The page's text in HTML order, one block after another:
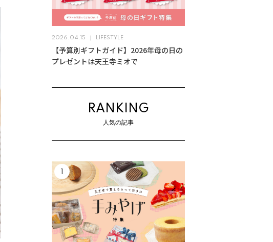
2026.04.15 LIFESTYLE
【予算別ギフトガイド】2026年母の日の
プレゼントは天王寺ミオで
RANKING
人気の記事